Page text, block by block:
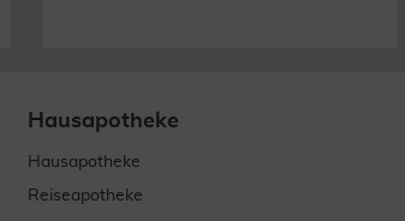
Hausapotheke
Hausapotheke
Reiseapotheke